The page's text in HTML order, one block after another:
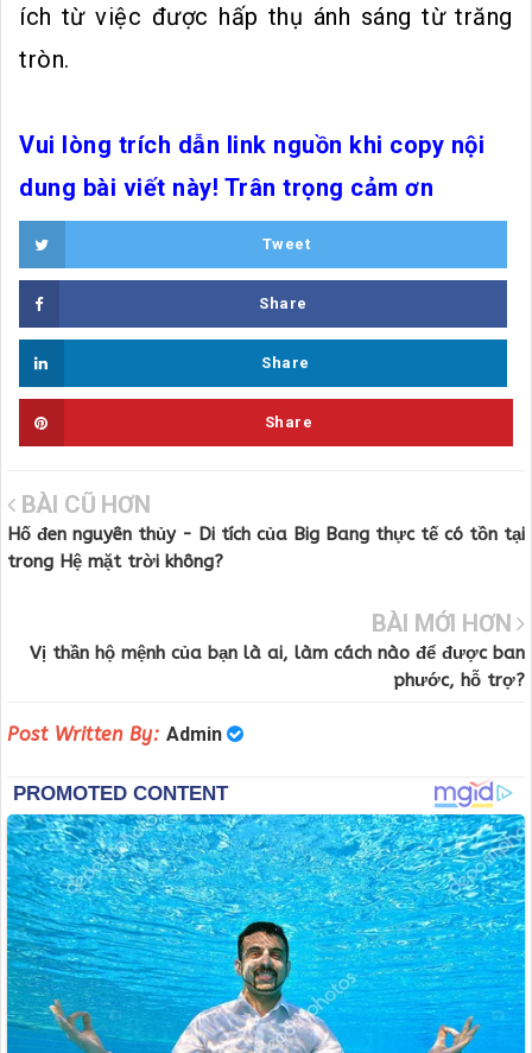
ích từ việc được hấp thụ ánh sáng từ trăng
tròn.
Vui lòng trích dẫn link nguồn khi copy nội
dung bài viết này! Trân trọng cảm ơn
Tweet
Share
Share
Share
BÀI CŨ HƠN
Hố đen nguyên thủy - Di tích của Big Bang thực tế có tồn tại
trong Hệ mặt trời không?
BÀI MỚI HƠN
Vị thần hộ mệnh của bạn là ai, làm cách nào để được ban
phước, hỗ trợ?
Post Written By: Admin